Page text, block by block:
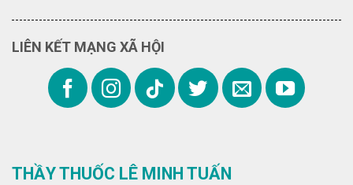
LIÊN KẾT MẠNG XÃ HỘI
THẦY THUỐC LÊ MINH TUẤN